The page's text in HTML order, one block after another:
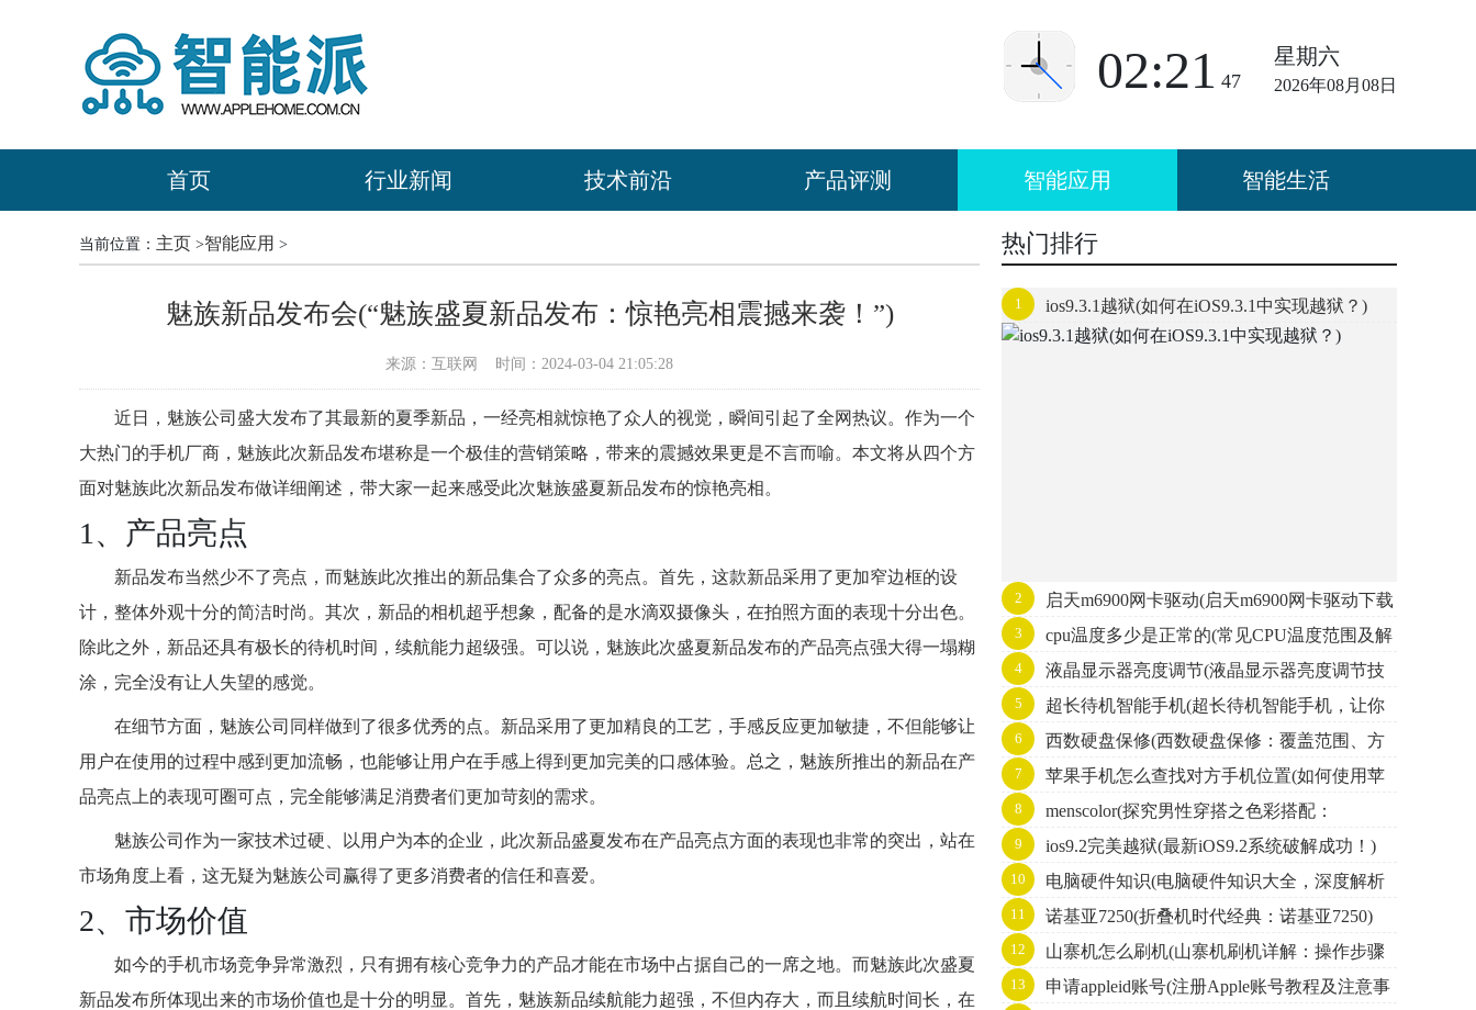
星期六
2026年08月08日
02:21 47
首页 行业新闻 技术前沿 产品评测 智能应用 智能生活
当前位置： 主页 >智能应用 >
魅族新品发布会(“魅族盛夏新品发布：惊艳亮相震撼来袭！”)
来源：互联网 时间：2024-03-04 21:05:28
近日，魅族公司盛大发布了其最新的夏季新品，一经亮相就惊艳了众人的视觉，瞬间引起了全网热议。作为一个
大热门的手机厂商，魅族此次新品发布堪称是一个极佳的营销策略，带来的震撼效果更是不言而喻。本文将从四个方
面对魅族此次新品发布做详细阐述，带大家一起来感受此次魅族盛夏新品发布的惊艳亮相。
1、产品亮点
新品发布当然少不了亮点，而魅族此次推出的新品集合了众多的亮点。首先，这款新品采用了更加窄边框的设
计，整体外观十分的简洁时尚。其次，新品的相机超乎想象，配备的是水滴双摄像头，在拍照方面的表现十分出色。
除此之外，新品还具有极长的待机时间，续航能力超级强。可以说，魅族此次盛夏新品发布的产品亮点强大得一塌糊
涂，完全没有让人失望的感觉。
在细节方面，魅族公司同样做到了很多优秀的点。新品采用了更加精良的工艺，手感反应更加敏捷，不但能够让
用户在使用的过程中感到更加流畅，也能够让用户在手感上得到更加完美的口感体验。总之，魅族所推出的新品在产
品亮点上的表现可圈可点，完全能够满足消费者们更加苛刻的需求。
魅族公司作为一家技术过硬、以用户为本的企业，此次新品盛夏发布在产品亮点方面的表现也非常的突出，站在
市场角度上看，这无疑为魅族公司赢得了更多消费者的信任和喜爱。
2、市场价值
如今的手机市场竞争异常激烈，只有拥有核心竞争力的产品才能在市场中占据自己的一席之地。而魅族此次盛夏
新品发布所体现出来的市场价值也是十分的明显。首先，魅族新品续航能力超强，不但内存大，而且续航时间长，在
热门排行
1 ios9.3.1越狱(如何在iOS9.3.1中实现越狱？)
2
启天m6900网卡驱动(启天m6900网卡驱动下载
与安装教程)
3
cpu温度多少是正常的(常见CPU温度范围及解
决方法)
4
液晶显示器亮度调节(液晶显示器亮度调节技
巧与注意事项)
5
超长待机智能手机(超长待机智能手机，让你
不再为充电而烦恼！)
6
西数硬盘保修(西数硬盘保修：覆盖范围、方
式和注意事项)
7
苹果手机怎么查找对方手机位置(如何使用苹
果手机查找他人手机位置)
8
menscolor(探究男性穿搭之色彩搭配：
Menscolor)
9 ios9.2完美越狱(最新iOS9.2系统破解成功！)
10
电脑硬件知识(电脑硬件知识大全，深度解析
电脑硬件，从原理到应用全方位覆盖！)
11 诺基亚7250(折叠机时代经典：诺基亚7250)
12
山寨机怎么刷机(山寨机刷机详解：操作步骤
大揭秘！)
13
申请appleid账号(注册Apple账号教程及注意事